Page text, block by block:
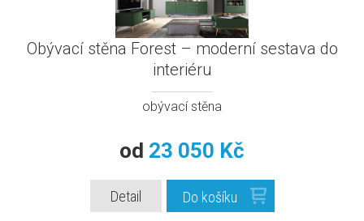
Obývací stěna Forest – moderní sestava do
interiéru
obývací stěna
od 23 050 Kč
Detail Do košíku